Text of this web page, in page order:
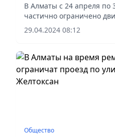
В Алматы с 24 апреля по
частично ограничено
автотранспорта по
улицы М. Ганди до улицы
29.04.2024 08:12
Общество